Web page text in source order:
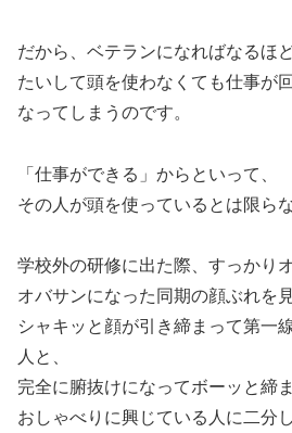
だから、ベテランになればなるほど
たいして頭を使わなくても仕事が
なってしまうのです。
「仕事ができる」からといって、
その人が頭を使っているとは限ら
学校外の研修に出た際、すっかり
オバサンになった同期の顔ぶれを
シャキッと顔が引き締まって第一
人と、
完全に腑抜けになってボーッと締
おしゃべりに興じている人に二分